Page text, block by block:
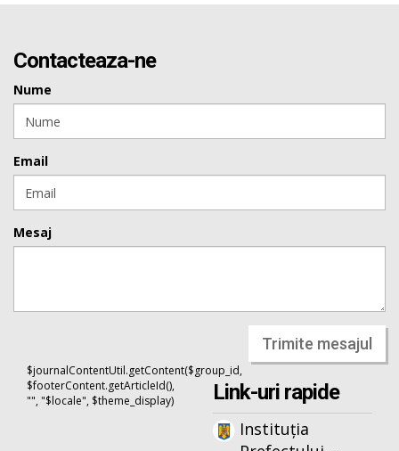
Contacteaza-ne
Nume
Email
Mesaj
Trimite mesajul
$journalContentUtil.getContent($group_id,
$footerContent.getArticleId(),
"", "$locale", $theme_display)
Link-uri rapide
Instituția